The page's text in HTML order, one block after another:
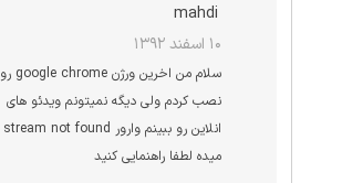
mahdi
۱۰ اسفند ۱۳۹۲
سلام من اخرین ورژن google chrome رو
نصب کردم ولی دیگه نمیتونم ویدئو های
انلاین رو ببینم وارور stream not found
میده لطفا راهنمایی کنید